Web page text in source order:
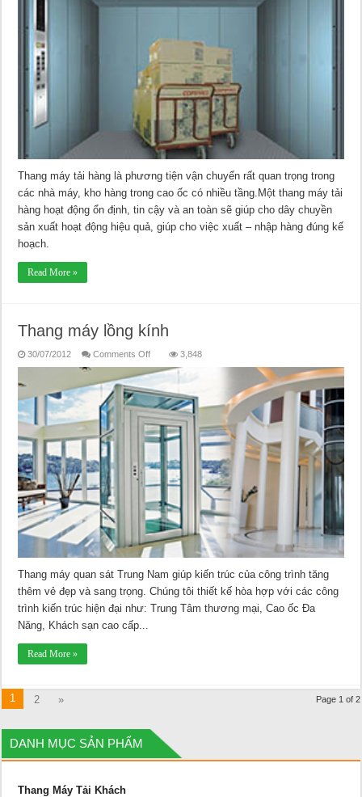
Thang máy tải hàng là phương tiện vận chuyển rất quan trọng trong
các nhà máy, kho hàng trong cao ốc có nhiều tầng.Một thang máy tải
hàng hoạt động ổn định, tin cậy và an toàn sẽ giúp cho dây chuyền
sản xuất hoạt động hiệu quả, giúp cho việc xuất – nhập hàng đúng kế
hoạch.
Read More »
Thang máy lồng kính
30/07/2012 Comments Offon
máy
kính
3,848
Thang máy quan sát Trung Nam giúp kiến trúc của công trình tăng
thêm vẻ đẹp và sang trọng. Chúng tôi thiết kế hòa hợp với các công
trình kiến trúc hiện đại như: Trung Tâm thương mại, Cao ốc Đa
Năng, Khách sạn cao cấp...
Read More »
Page 1 of 2
1 2 »
DANH MỤC SẢN PHẨM
Thang Máy Tải Khách